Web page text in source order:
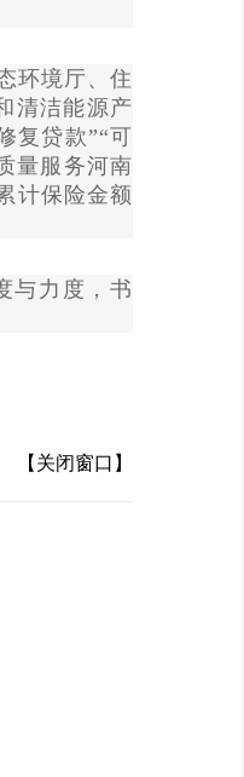
环境厅、住
清洁能源产
复贷款”“可
量服务河南
计保险金额
与力度，书
【关闭窗口】